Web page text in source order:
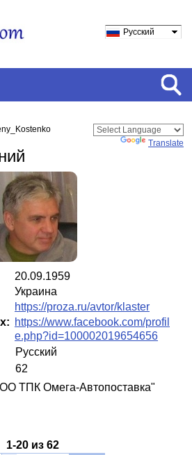
Русский
Translate
20.09.1959
Украина
https://proza.ru/avtor/klaster
https://www.facebook.com/profil
e.php?id=100002019654656
Русский
62
ТПК Омега-Автопоставка"
1-20из 62